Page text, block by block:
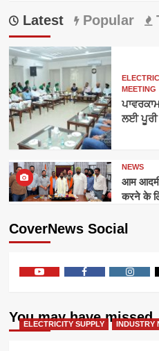
Latest Popular
MEETING
ਲਈ ਪੂਰੀ
NEWS
आम आदमी
करने के
CoverNews Social
You may have missed
ELECTRICITY SUPPLY INDUSTRY